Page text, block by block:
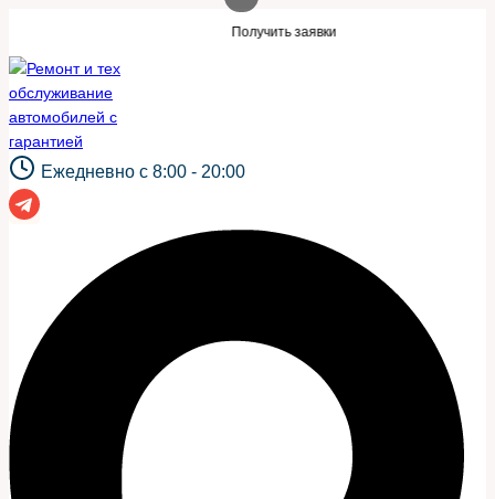
содержимому
Получить заявки
Ежедневно с 8:00 - 20:00